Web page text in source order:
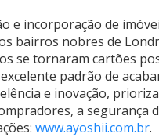
e incorporação de
bairros nobres de
se tornaram cartões
padrão de
e inovação,
a segurança
www.ayoshii.com.br.